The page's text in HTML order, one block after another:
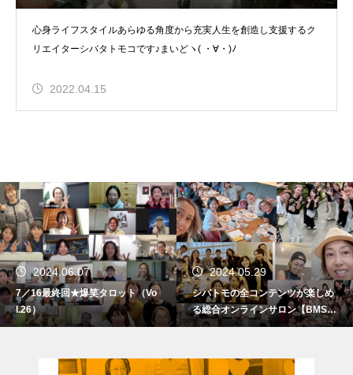
心身ライフスタイルあらゆる角度から充実人生を創造し支援するク
リエイターシバタトモコです♪まいどヽ( ・∀・)ﾉ
2022.04.15
2024.06.07
7／16最終回★爆笑タロット（Vo
l.26）
2024.05.29
シバトモの全コンテンツが楽しめ
る総合オンラインサロン【BMS L
AB】